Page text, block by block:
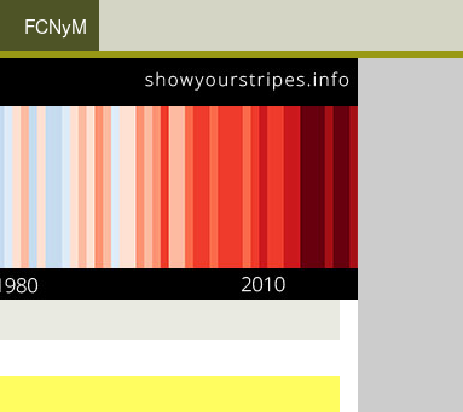
FCNyM